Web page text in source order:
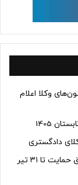
و رسمی برگزاری آزمون وکالت 1405 کانون‌های وکلا اعلام
1405
خبر مهم برای وکلا: مهلت پرداخت حق بیمه صندوق حمایت تا ۳۱ تیر